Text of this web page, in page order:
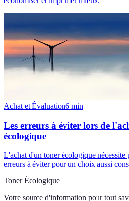
Achat et Évaluation6 min
Les erreurs à éviter lors de
écologique
L'achat d'un toner écologique nécessite
erreurs à éviter pour un choix aussi
Toner Écologique
Votre source d'information pour tout